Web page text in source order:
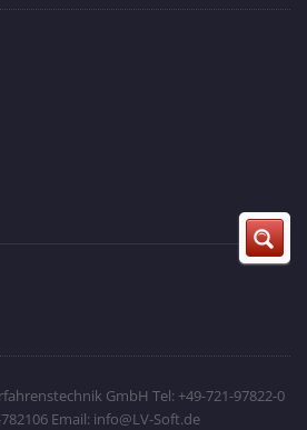
GmbH Tel: +49-721-97822-0
Email: info@LV-Soft.de